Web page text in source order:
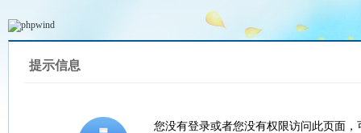
提示信息
您没有登录或者您没有权限访问此页面